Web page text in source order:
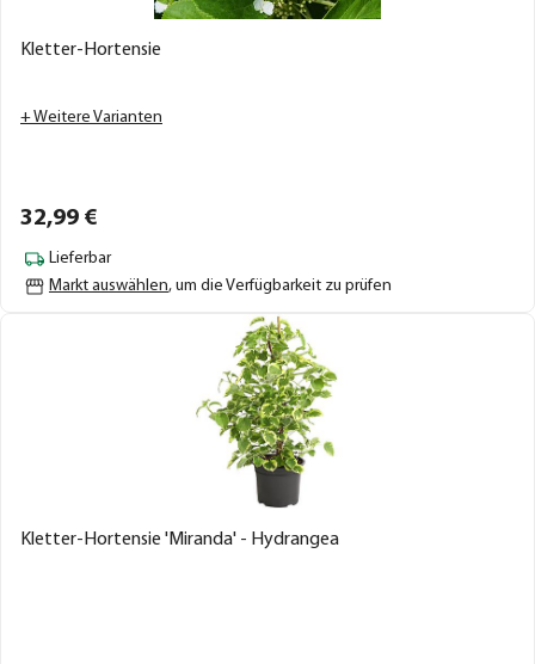
Kletter-Hortensie
+ Weitere Varianten
32,99 €
Lieferbar
Markt auswählen, um die Verfügbarkeit zu prüfen
Kletter-Hortensie 'Miranda' - Hydrangea